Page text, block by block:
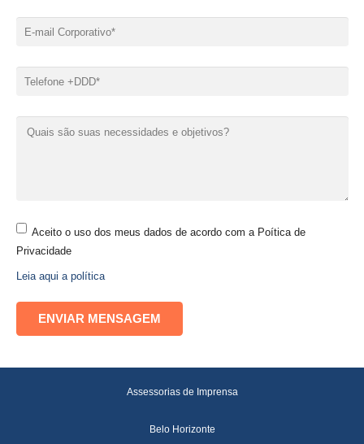
Aceito o uso dos meus dados de acordo com a Poítica de
Privacidade
Leia aqui a política
Assessorias de Imprensa
Belo Horizonte